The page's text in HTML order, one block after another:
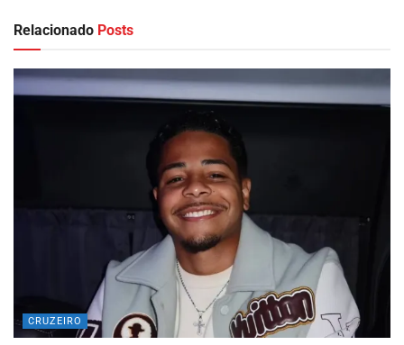
Relacionado Posts
CRUZEIRO